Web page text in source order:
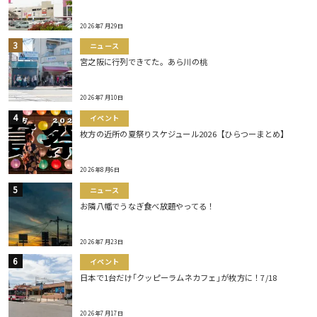
2026年7月29日
ニュース
宮之阪に行列できてた。あら川の桃
2026年7月10日
イベント
枚方の近所の夏祭りスケジュール2026【ひらつーまとめ】
2026年8月6日
ニュース
お隣八幡でうなぎ食べ放題やってる！
2026年7月23日
イベント
日本で1台だけ｢クッピーラムネカフェ｣が枚方に！7/18
2026年7月17日